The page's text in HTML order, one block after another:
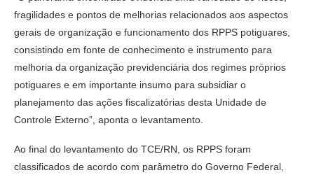
fragilidades e pontos de melhorias relacionados aos aspectos
gerais de organização e funcionamento dos RPPS potiguares,
consistindo em fonte de conhecimento e instrumento para
melhoria da organização previdenciária dos regimes próprios
potiguares e em importante insumo para subsidiar o
planejamento das ações fiscalizatórias desta Unidade de
Controle Externo”, aponta o levantamento.
Ao final do levantamento do TCE/RN, os RPPS foram
classificados de acordo com parâmetro do Governo Federal,